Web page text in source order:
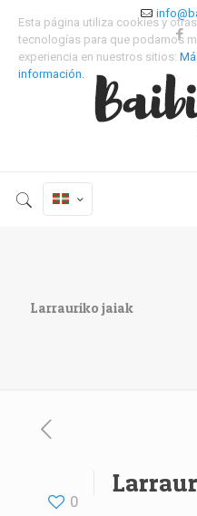
Larrauriko jaiak
0
Esta página utiliza cookies y otras
tecnologías para que podamos
experiencia en nuestros sitios:
información.